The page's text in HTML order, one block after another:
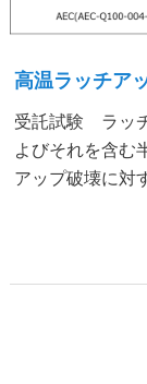
高温ラッチア
受託試験 ラッ
よびそれを含む
アップ破壊に対